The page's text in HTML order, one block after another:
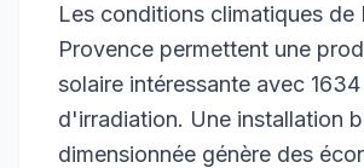
Les conditions climatiques de
Provence permettent une
solaire intéressante avec
d'irradiation. Une installation
dimensionnée génère des